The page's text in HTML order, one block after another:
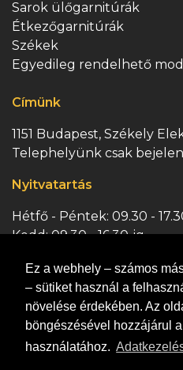
Ez a webhely – számos
– sütiket használ a
növelése érdekében. Az
böngészésével hozzájárul
használatához.
Sarok ülőgarnitúrák
Étkezőgarnitúrák
Székek
Egyedileg rendelhető
Címünk
1151 Budapest, Székely
Telephelyünk csak
Nyitvatartás
Hétfő - Péntek: 09.30 -
Kedd: 09.30 - 16.30-ig
Vasárnap: ZÁRVA
Kapcsolat
Hívjon minket:
+36 70 363 0447